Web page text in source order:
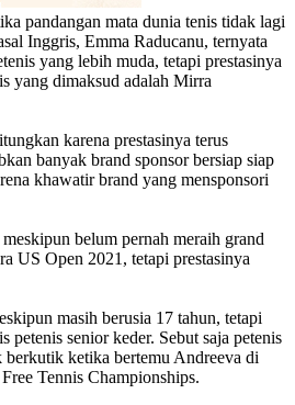
pandangan mata dunia tenis tidak lagi
Inggris, Emma Raducanu, ternyata
yang lebih muda, tetapi prestasinya
yang dimaksud adalah Mirra
karena prestasinya terus
banyak brand sponsor bersiap siap
khawatir brand yang mensponsori
belum pernah meraih grand
US Open 2021, tetapi prestasinya
masih berusia 17 tahun, tetapi
petenis senior keder. Sebut saja petenis
ketika bertemu Andreeva di
Tennis Championships.